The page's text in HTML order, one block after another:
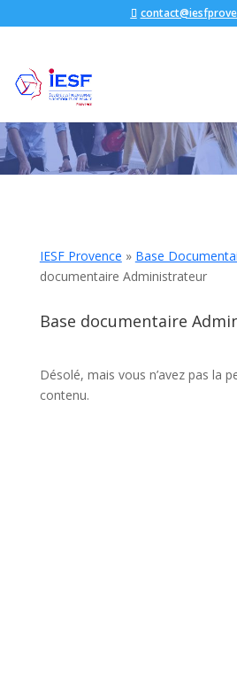
IESF Provence » Base
documentaire Administrateur
Base documentaire
Désolé, mais vous n’avez pas la
contenu.